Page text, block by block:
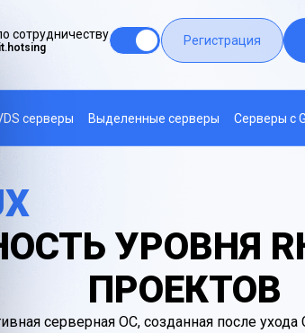
сотрудничеству Регистрация
серверы Выделенные серверы Серверы с
УРОВНЯ
ПРОЕКТОВ
серверная ОС, созданная после